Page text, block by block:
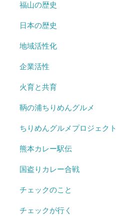
福山の歴史
日本の歴史
地域活性化
企業活性
火育と共育
鞆の浦ちりめんグルメ
ちりめんグルメプロジェクト
熊本カレー駅伝
国盗りカレー合戦
チェックのこと
チェックが行く